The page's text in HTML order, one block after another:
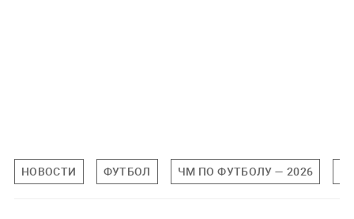
НОВОСТИ ФУТБОЛ ЧМ ПО ФУТБОЛУ — 2026